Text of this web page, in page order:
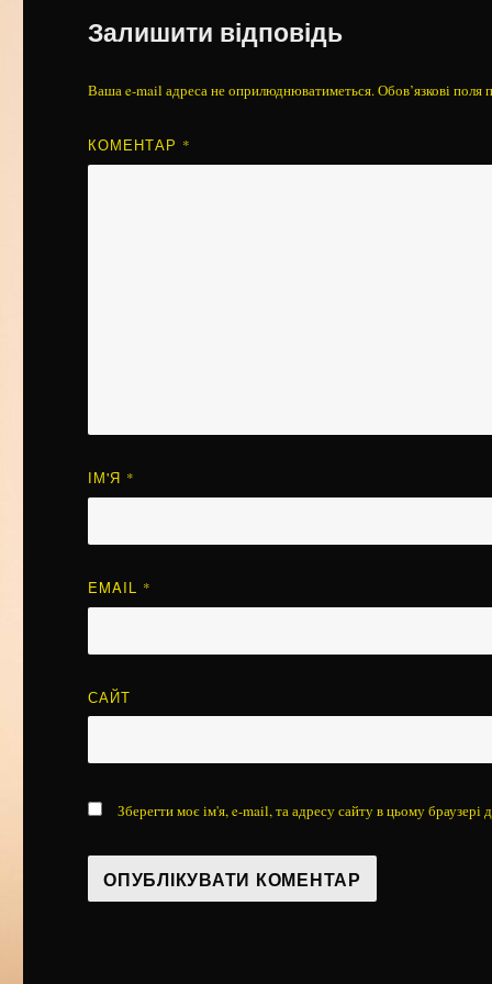
Залишити відповідь
Ваша e-mail адреса не оприлюднюватиметься.Обов’язкові поля
КОМЕНТАР *
ІМ'Я *
EMAIL *
САЙТ
Зберегти моє ім'я, e-mail, та адресу сайту в цьому браузері